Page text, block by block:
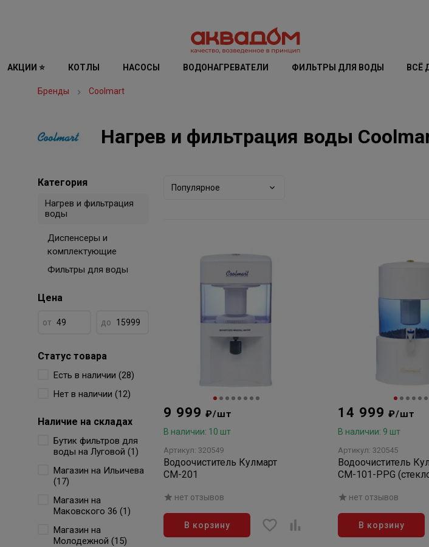
АКЦИИ ⭐ КОТЛЫ НАСОСЫ ВОДОНАГРЕВАТЕЛИ ФИЛЬТРЫ ДЛЯ ВОДЫ ВСЁ
Бренды Coolmart
Нагрев и фильтрация воды
Категория
Нагрев и фильтрация
воды
Диспенсеры и
комплектующие
Фильтры для воды
Цена
от до
Статус товара
Есть в наличии (28)
Нет в наличии (12)
Наличие на складах
Бутик фильтров для
воды на Луговой (1)
Магазин на Ильичева
(17)
Магазин на
Маковского 36 (1)
Магазин на
Молодежной (15)
Популярное
9 999 ₽/шт
В наличии: 10 шт
Артикул: 320549
Водоочиститель Кулмарт
СМ-201
нет отзывов
В корзину
14 999₽/шт
В наличии: 9 шт
Артикул: 320545
Водоочиститель
СМ-101-PPG
нет отзывов
В корзину